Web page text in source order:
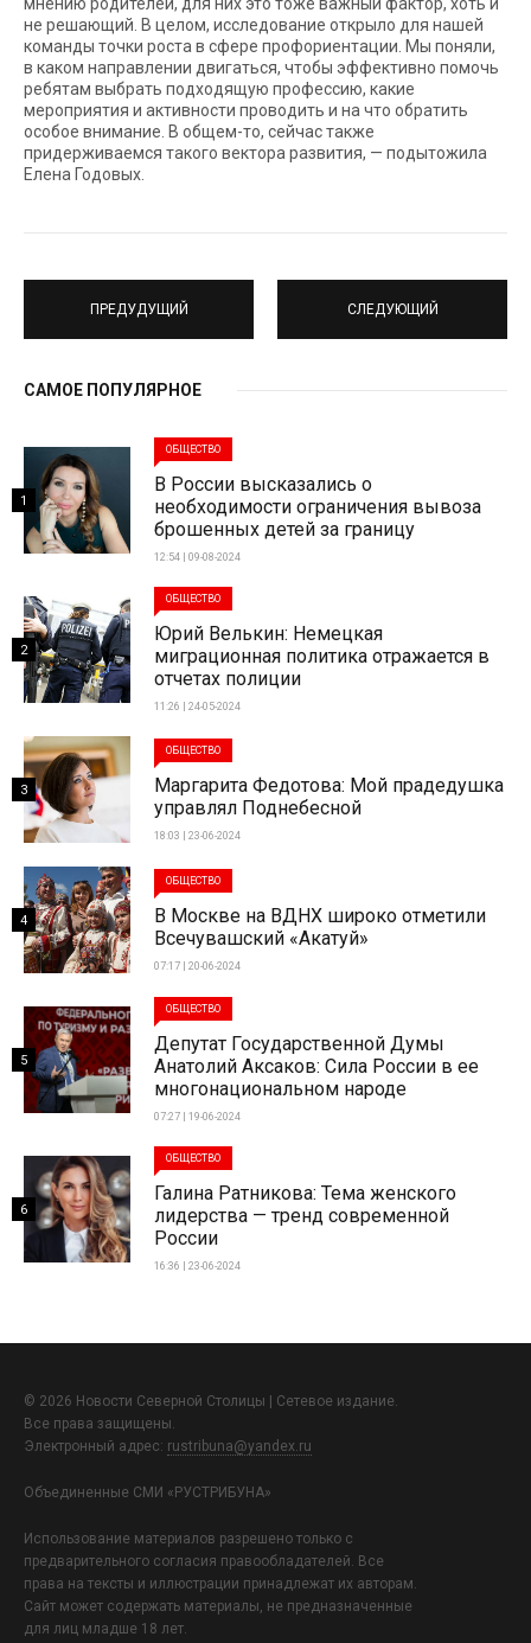
не решающий. В целом, исследование открыло для нашей
команды точки роста в сфере профориентации. Мы поняли,
в каком направлении двигаться, чтобы эффективно помочь
ребятам выбрать подходящую профессию, какие
мероприятия и активности проводить и на что обратить
особое внимание. В общем-то, сейчас также
придерживаемся такого вектора развития, — подытожила
Елена Годовых.
ПРЕДУДУЩИЙ СЛЕДУЮЩИЙ
САМОЕ ПОПУЛЯРНОЕ
ОБЩЕСТВО
В России высказались о
необходимости ограничения вывоза
брошенных детей за границу
12:54 | 09-08-2024
1
ОБЩЕСТВО
Юрий Велькин: Немецкая
миграционная политика отражается в
отчетах полиции
11:26 | 24-05-2024
2
ОБЩЕСТВО
Маргарита Федотова: Мой прадедушка
управлял Поднебесной
18:03 | 23-06-2024
3
ОБЩЕСТВО
В Москве на ВДНХ широко отметили
Всечувашский «Акатуй»
07:17 | 20-06-2024
4
ОБЩЕСТВО
Депутат Государственной Думы
Анатолий Аксаков: Сила России в ее
многонациональном народе
07:27 | 19-06-2024
5
ОБЩЕСТВО
Галина Ратникова: Тема женского
лидерства — тренд современной
России
16:36 | 23-06-2024
6
© 2026 Новости Северной Столицы | Сетевое издание.
Все права защищены.
Электронный адрес: rustribuna@yandex.ru
Объединенные СМИ «РУСТРИБУНА»
Использование материалов разрешено только с
предварительного согласия правообладателей. Все
права на тексты и иллюстрации принадлежат их авторам.
Сайт может содержать материалы, не предназначенные
для лиц младше 18 лет.